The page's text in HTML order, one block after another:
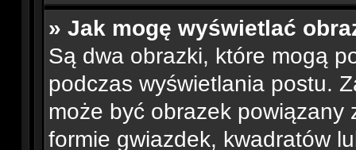
» Jak mogę wyświetlać
Są dwa obrazki, które mogą
podczas wyświetlania postu.
może być obrazek powiązany
formie gwiazdek, kwadratów